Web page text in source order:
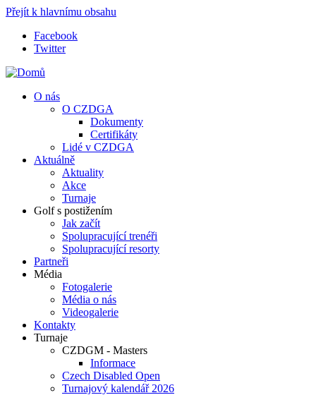
Přejít k hlavnímu obsahu
Facebook
Twitter
O nás
O CZDGA
Dokumenty
Certifikáty
Lidé v CZDGA
Aktuálně
Aktuality
Akce
Turnaje
Golf s postižením
Jak začít
Spolupracující trenéři
Spolupracující resorty
Partneři
Média
Fotogalerie
Média o nás
Videogalerie
Kontakty
Turnaje
CZDGM - Masters
Informace
Czech Disabled Open
Turnajový kalendář 2026